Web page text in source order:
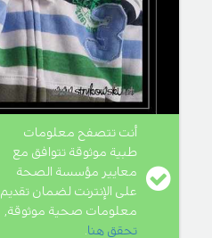
أنت تتصفح معلومات
طبية موثوقة تتوافق مع
معايير مؤسسة الصحة
على الإنترنت لضمان تقديم
معلومات صحية موثوقة,
تحقق هنا.